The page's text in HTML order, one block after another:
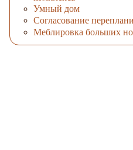
Умный дом
Согласование
Меблировка больших